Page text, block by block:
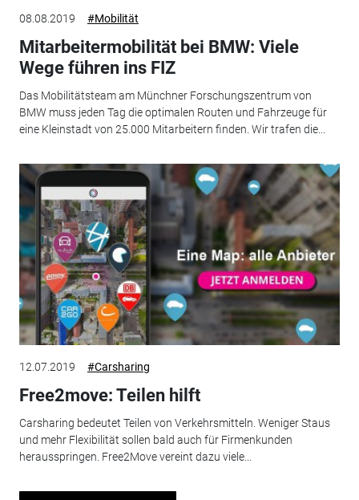
08.08.2019 #Mobilität
Mitarbeitermobilität bei BMW: Viele
Wege führen ins FIZ
Das Mobilitätsteam am Münchner Forschungszentrum von
BMW muss jeden Tag die optimalen Routen und Fahrzeuge für
eine Kleinstadt von 25.000 Mitarbeitern finden. Wir trafen die...
12.07.2019 #Carsharing
Free2move: Teilen hilft
Carsharing bedeutet Teilen von Verkehrsmitteln. Weniger Staus
und mehr Flexibilität sollen bald auch für Firmenkunden
herausspringen. Free2Move vereint dazu viele...